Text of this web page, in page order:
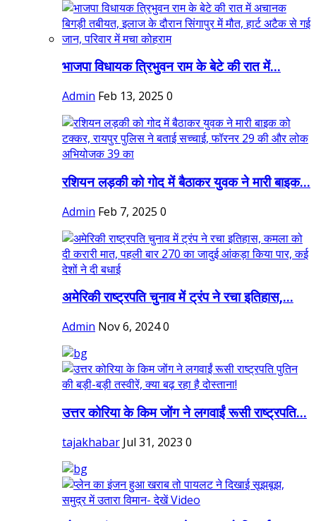
भाजपा विधायक त्रिभुवन राम के बेटे की रात में...
Admin Feb 13, 2025 0
रशियन लड़की को गोद में बैठाकर युवक ने मारी बाइक...
Admin Feb 7, 2025 0
अमेरिकी राष्ट्रपति चुनाव में ट्रंप ने रचा इतिहास,...
Admin Nov 6, 20240
उत्तर कोरिया के किम जोंग ने लगवाईं रूसी राष्ट्रपति...
tajakhabar Jul 31, 2023 0